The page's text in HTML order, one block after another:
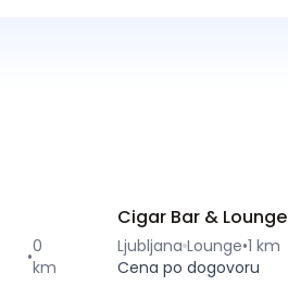
•0
km
Cigar Bar & Lounge
Ljubljana Lounge•1 km
Cena po dogovoru